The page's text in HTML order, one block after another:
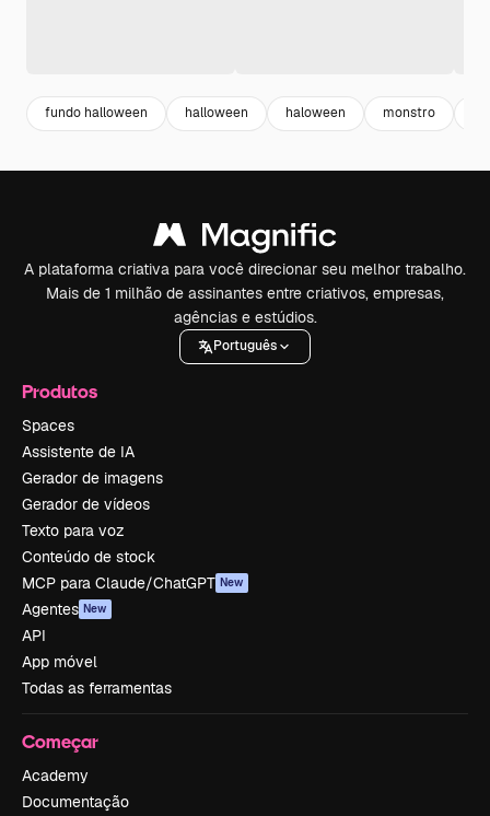
fundo halloween halloween haloween monstro
A plataforma criativa para você direcionar seu melhor trabalho.
Mais de 1 milhão de assinantes entre criativos, empresas,
agências e estúdios.
Português
Produtos
Spaces
Assistente de IA
Gerador de imagens
Gerador de vídeos
Texto para voz
Conteúdo de stock
MCP para Claude/ChatGPT New
Agentes New
API
App móvel
Todas as ferramentas
Começar
Academy
Documentação